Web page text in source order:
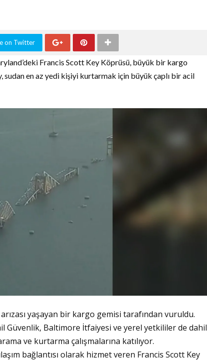
on Twitter
Francis Scott Key Köprüsü, büyük bir kargo
sudan en az yedi kişiyi kurtarmak için büyük çaplı bir acil
yaşayan bir kargo gemisi tarafından vuruldu.
Güvenlik, Baltimore İtfaiyesi ve yerel yetkililer de dahil
ve kurtarma çalışmalarına katılıyor.
bağlantısı olarak hizmet veren Francis Scott Key